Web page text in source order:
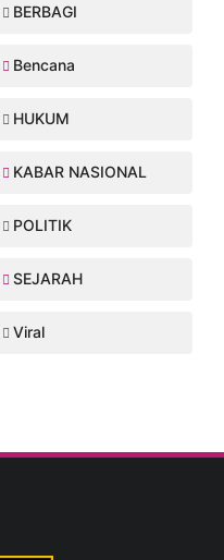
BERBAGI
Bencana
HUKUM
KABAR NASIONAL
POLITIK
SEJARAH
Viral